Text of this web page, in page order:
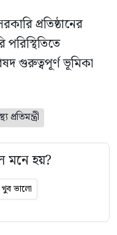
প্রতিষ্ঠানের
গুরুত্বপূর্ণ ভূমিকা
প্রতিমন্ত্রী
মনে হয়?
খুব ভালো